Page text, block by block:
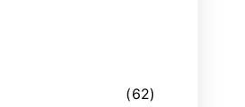
(62)